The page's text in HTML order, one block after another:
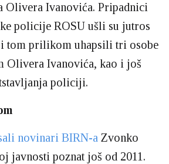
Olivera Ivanovića. Pripadnici
policije ROSU ušli su jutros
i tom prilikom uhapsili tri osobe
Olivera Ivanovića, kao i još
policiji.
novinari BIRN-a Zvonko
javnosti poznat još od 2011.